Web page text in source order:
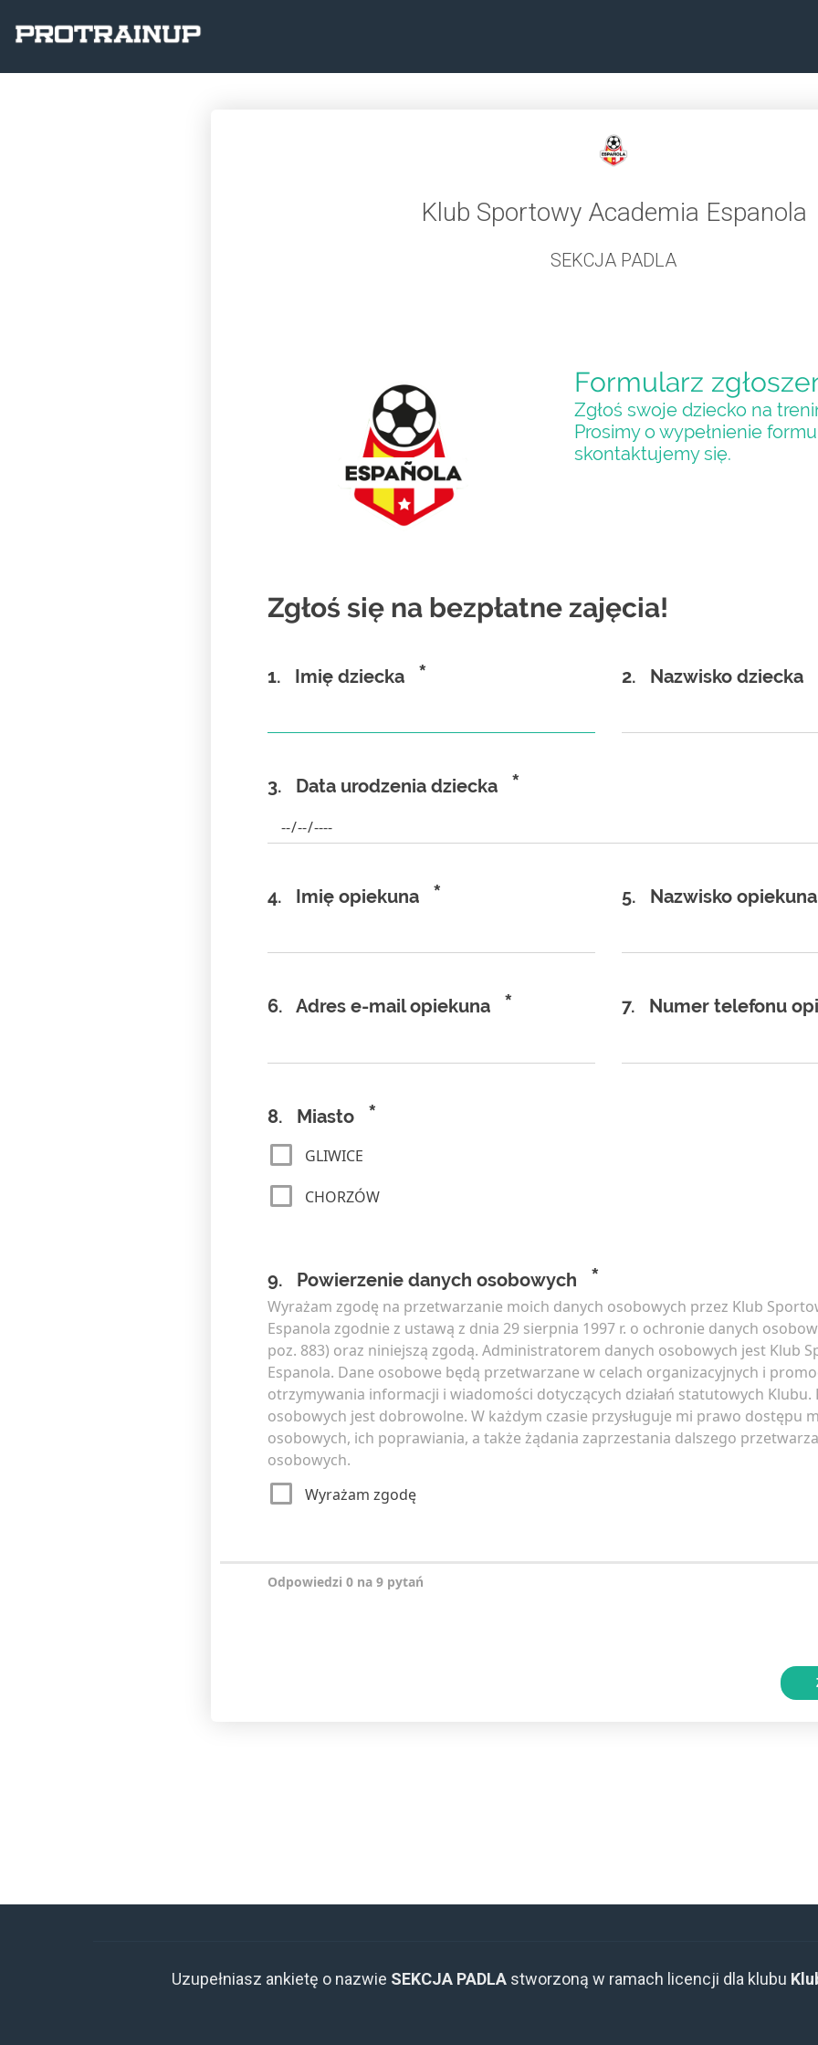
Klub Sportowy Academia Espanola
SEKCJA PADLA
Formularz
Zgłoś swoje dziecko na
Prosimy o wypełnienie
skontaktujemy się.
Zgłoś się na bezpłatne zajęcia!
1. Imię dziecka * 2. Nazwisko dziecka
3. Data urodzenia dziecka *
4. Imię opiekuna * 5. Nazwisko opiekuna
6. Adres e-mail opiekuna * 7. Numer telefonu
8. Miasto *
GLIWICE
CHORZÓW
9. Powierzenie danych osobowych *
Wyrażam zgodę na przetwarzanie moich danych osobowych przez Klub
Espanola zgodnie z ustawą z dnia 29 sierpnia 1997 r. o ochronie danych
poz. 883) oraz niniejszą zgodą. Administratorem danych osobowych jest Klub
Espanola. Dane osobowe będą przetwarzane w celach organizacyjnych i
otrzymywania informacji i wiadomości dotyczących działań statutowych Klubu.
osobowych jest dobrowolne. W każdym czasie przysługuje mi prawo dostępu
osobowych, ich poprawiania, a także żądania zaprzestania dalszego
osobowych.
Wyrażam zgodę
Odpowiedzi 0 na 9 pytań
Uzupełniasz ankietę o nazwie SEKCJA PADLAstworzoną w ramach licencji dla klubu